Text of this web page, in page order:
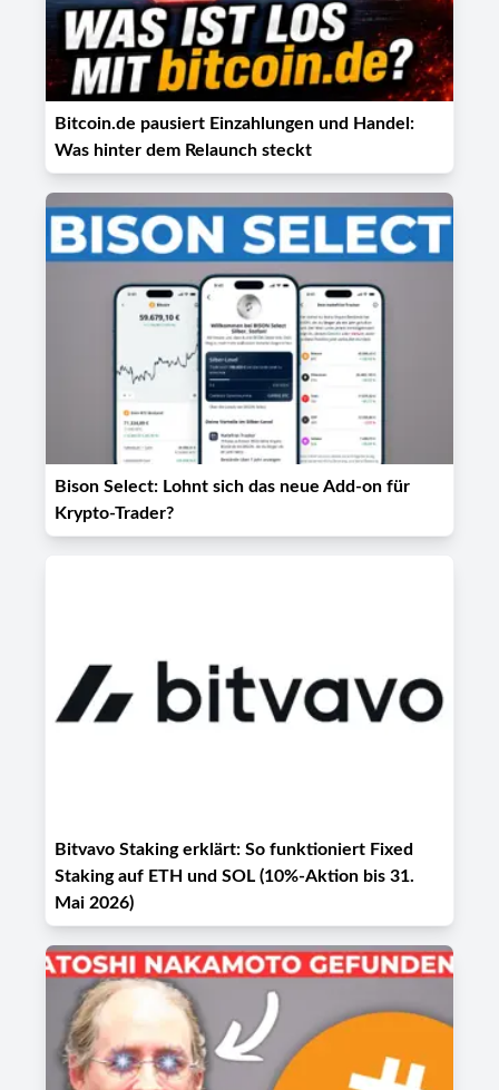
Bitcoin.de pausiert Einzahlungen und Handel:
Was hinter dem Relaunch steckt
Bison Select: Lohnt sich das neue Add-on für
Krypto-Trader?
Bitvavo Staking erklärt: So funktioniert Fixed
Staking auf ETH und SOL (10%-Aktion bis 31.
Mai 2026)